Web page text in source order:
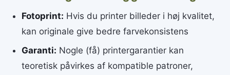
Fotoprint: Hvis du printer billeder i høj kvalitet,
kan originale give bedre farvekonsistens
Garanti: Nogle (få) printergarantier kan
teoretisk påvirkes af kompatible patroner,